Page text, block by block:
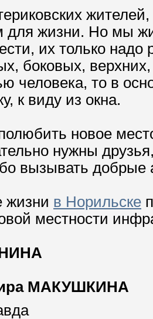
жителей,
жизни. Но мы
их только
боковых,
человека, то в
к виду из окна.
новое
нужны
вызывать добрые
жизни в Норильске
местности
МАКУШКИНА